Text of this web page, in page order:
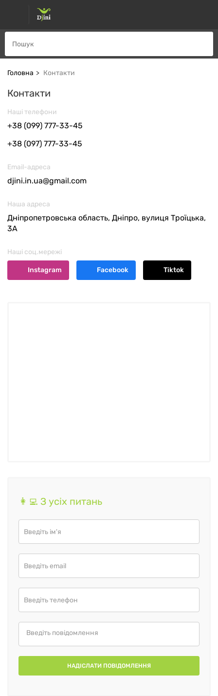
Головна Контакти
Контакти
Наші телефони
+38 (099) 777-33-45
+38 (097) 777-33-45
Email-адреса
djini.in.ua@gmail.com
Наша адреса
Дніпропетровська область, Дніпро, вулиця Троїцька,
3А
Наші соц.мережі
Instagram Facebook Tiktok
👩‍💻 З усіх питань
НАДІСЛАТИ ПОВІДОМЛЕННЯ